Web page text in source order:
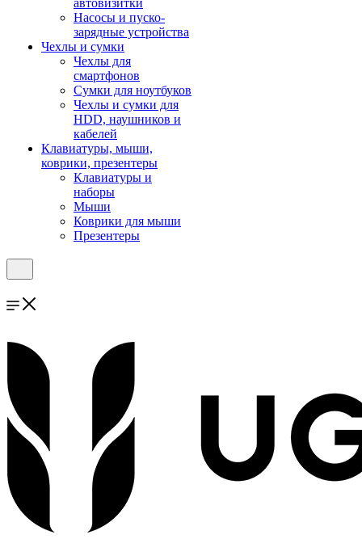
автовизитки
Насосы и пуско-
зарядные устройства
Чехлы и сумки
Чехлы для
смартфонов
Сумки для ноутбуков
Чехлы и сумки для
HDD, наушников и
кабелей
Клавиатуры, мыши,
коврики, презентеры
Клавиатуры и
наборы
Мыши
Коврики для мыши
Презентеры